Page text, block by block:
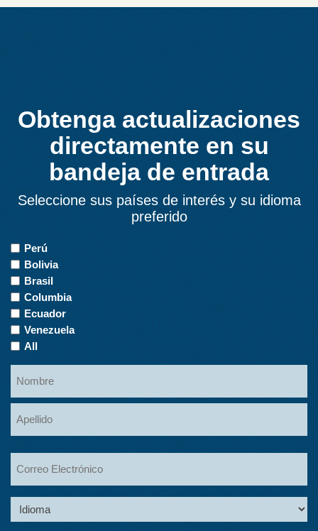
Obtenga actualizaciones
directamente en su
bandeja de entrada
Seleccione sus países de interés y su idioma
preferido
Countries
of
Interest
Perú
Bolivia
Brasil
Columbia
Ecuador
Venezuela
All
Nombre